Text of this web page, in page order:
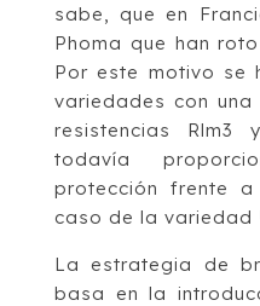
sabe, que en
Phoma que han
Por este motivo se
variedades con
resistencias Rlm3
todavía
protección frente
caso de la variedad
La estrategia de
basa en la